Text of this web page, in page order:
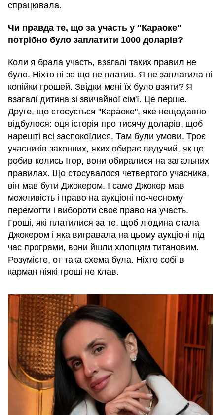
спрацювала.
Чи правда те, що за участь у "Караоке"
потрібно було заплатити 1000 доларів?
Коли я брала участь, взагалі таких правил не
було. Ніхто ні за що не платив. Я не заплатила ні
копійки грошей. Звідки мені їх було взяти? Я
взагалі дитина зі звичайної сім'ї. Це перше.
Друге, що стосується "Караоке", яке нещодавно
відбулося: оця історія про тисячу доларів, щоб
нарешті всі заспокоїлися. Там були умови. Троє
учасників законних, яких обирає ведучий, як це
робив колись Ігор, вони обиралися на загальних
правилах. Що стосувалося четвертого учасника,
він мав бути Джокером. І саме Джокер мав
можливість і право на аукціоні по-чесному
перемогти і вибороти своє право на участь.
Гроші, які платилися за те, щоб людина стала
Джокером і яка вигравала на цьому аукціоні під
час програми, вони йшли хлопцям титановим.
Розумієте, от така схема була. Ніхто собі в
карман ніякі гроші не клав.